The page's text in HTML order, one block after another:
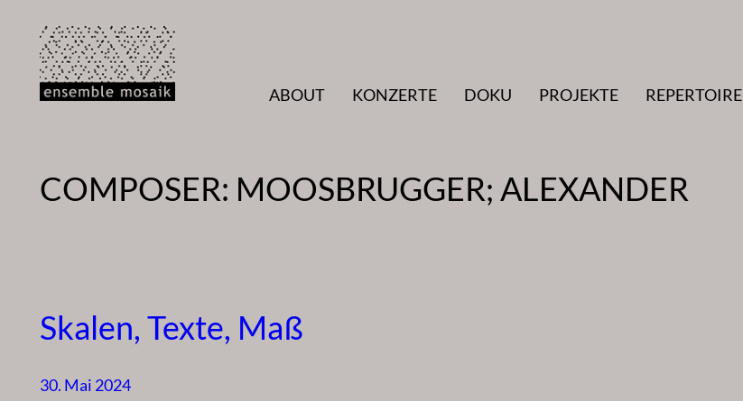
Inhalt
springen
ABOUT
KONZERTE DOKU PROJEKTE REPERTOIRE
COMPOSER: MOOSBRUGGER; ALEXANDER
Skalen, Texte, Maß
30. Mai 2024